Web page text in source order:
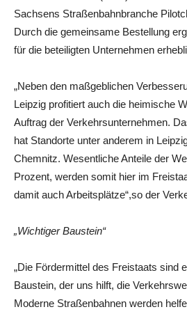
Sachsens Straßenbahnbranche
Durch die gemeinsame Bestellung
für die beteiligten Unternehmen
„Neben den maßgeblichen
Leipzig profitiert auch die heimische
Auftrag der Verkehrsunternehmen.
hat Standorte unter anderem in
Chemnitz. Wesentliche Anteile der
Prozent, werden somit hier im
damit auch Arbeitsplätze“,so der
„Wichtiger Baustein“
„Die Fördermittel des Freistaats sind
Baustein, der uns hilft, die
Moderne Straßenbahnen werden